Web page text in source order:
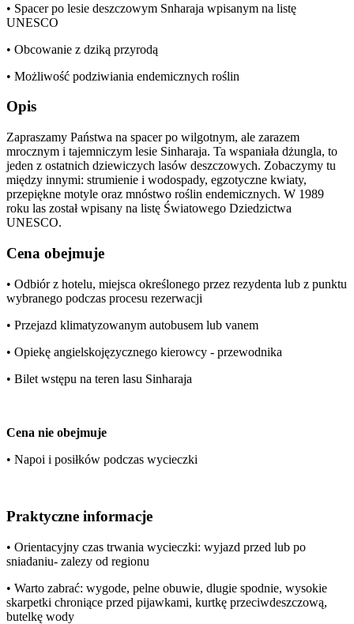
• Spacer po lesie deszczowym Snharaja wpisanym na listę
UNESCO
• Obcowanie z dziką przyrodą
• Możliwość podziwiania endemicznych roślin
Opis
Zapraszamy Państwa na spacer po wilgotnym, ale zarazem
mrocznym i tajemniczym lesie Sinharaja. Ta wspaniała dżungla, to
jeden z ostatnich dziewiczych lasów deszczowych. Zobaczymy tu
między innymi: strumienie i wodospady, egzotyczne kwiaty,
przepiękne motyle oraz mnóstwo roślin endemicznych. W 1989
roku las został wpisany na listę Światowego Dziedzictwa
UNESCO.
Cena obejmuje
• Odbiór z hotelu, miejsca określonego przez rezydenta lub z punktu
wybranego podczas procesu rezerwacji
• Przejazd klimatyzowanym autobusem lub vanem
• Opiekę angielskojęzycznego kierowcy - przewodnika
• Bilet wstępu na teren lasu Sinharaja
Cena nie obejmuje
• Napoi i posiłków podczas wycieczki
Praktyczne informacje
• Orientacyjny czas trwania wycieczki: wyjazd przed lub po
sniadaniu- zalezy od regionu
• Warto zabrać: wygode, pelne obuwie, dlugie spodnie, wysokie
skarpetki chroniące przed pijawkami, kurtkę przeciwdeszczową,
butelkę wody